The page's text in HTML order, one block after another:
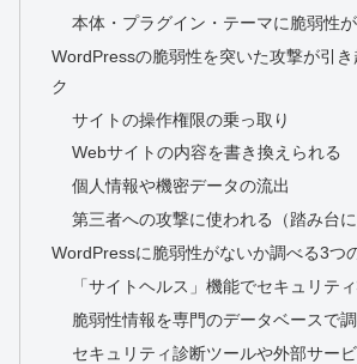
本体・プラグイン・テーマに脆弱性
WordPressの脆弱性を突いた攻撃が引
ク
サイトの操作権限の乗っ取り
Webサイトの内容を書き換えられる
個人情報や機密データの流出
第三者への攻撃に使われる（踏み台に
WordPressに脆弱性がないか調べる3つ
「サイトヘルス」機能でセキュリテ
脆弱性情報を専門のデータベースで
セキュリティ診断ツールや外部サー